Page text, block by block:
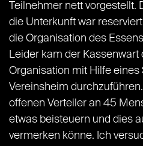
Teilnehmer nett
die Unterkunft war
die Organisation des
Leider kam der Kassenwart
Organisation mit Hilfe
Vereinsheim
offenen Verteiler an 45
etwas beisteuern und dies
vermerken könne. Ich